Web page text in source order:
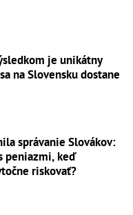
je unikátny
na Slovensku dostane
správanie Slovákov:
peniazmi, keď
riskovať?